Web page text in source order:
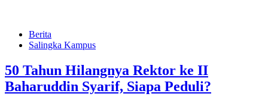
Berita
Salingka Kampus
50 Tahun Hilangnya Rektor ke II
Baharuddin Syarif, Siapa Peduli?